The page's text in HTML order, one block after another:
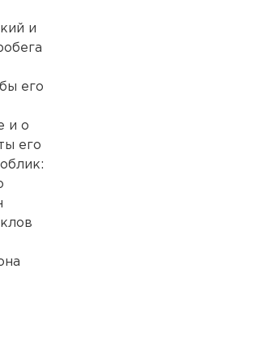
и
его
и о
его